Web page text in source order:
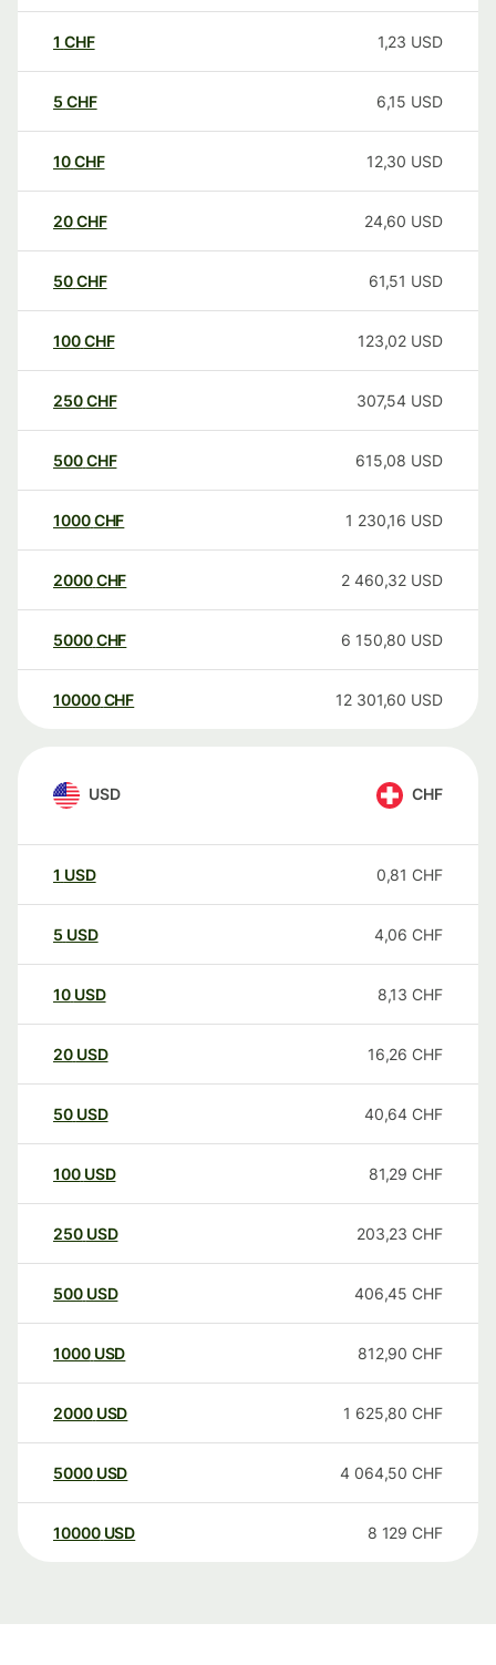
1 CHF 1,23 USD
5 CHF 6,15 USD
10CHF 12,30 USD
20CHF 24,60 USD
50CHF 61,51 USD
100CHF 123,02 USD
250CHF 307,54 USD
500CHF 615,08 USD
1000CHF 1 230,16 USD
2000CHF 2 460,32 USD
5000CHF 6 150,80 USD
10000 CHF 12 301,60 USD
USD CHF
1 USD 0,81 CHF
5 USD 4,06 CHF
10 USD 8,13 CHF
20 USD 16,26 CHF
50 USD 40,64 CHF
100 USD 81,29 CHF
250 USD 203,23 CHF
500 USD 406,45 CHF
1000 USD 812,90 CHF
2000 USD 1 625,80 CHF
5000 USD 4 064,50 CHF
10000 USD 8 129 CHF